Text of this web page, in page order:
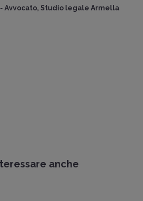
- Avvocato, Studio legale Armella
anche